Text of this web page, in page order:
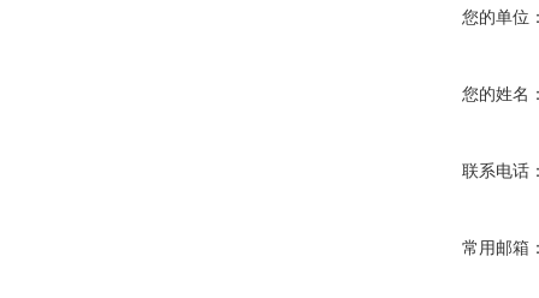
您的单位
您的姓名
联系电话
常用邮箱